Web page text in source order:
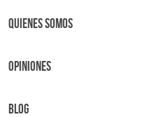
Quienes Somos
OPINIONES
BLOG